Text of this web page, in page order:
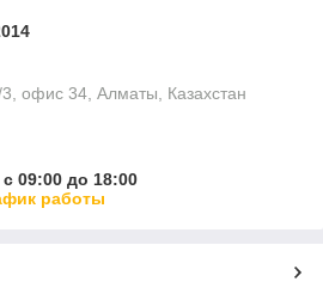
офис 34, Алматы, Казахстан
09:00 до 18:00
работы